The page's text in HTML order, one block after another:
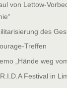
von Lettow-
des
Treffen
„Hände weg
Festival in